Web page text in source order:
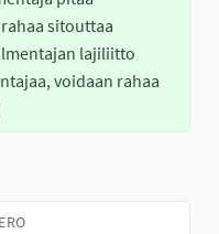
sitouttaa
lajiliitto
voidaan rahaa